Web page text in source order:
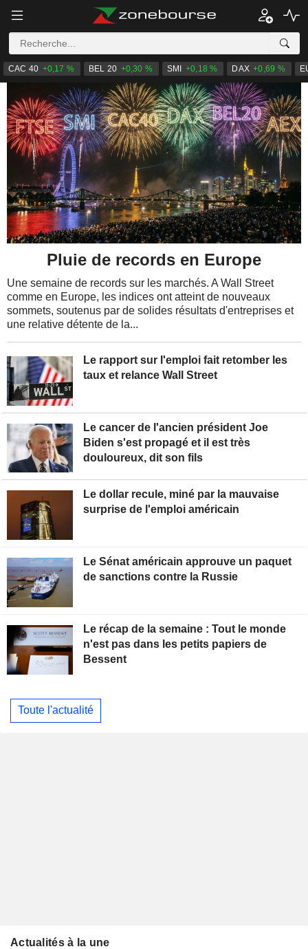
CAC 40 +0,17 % BEL 20 +0,30 % SMI +0,18 % DAX +0,69 %
Le rapport sur l'emploi fait retomber les
taux et relance Wall Street
Le cancer de l'ancien président Joe
Biden s'est propagé et il est très
douloureux, dit son fils
Pluie de records en Europe
Une semaine de records sur les marchés. A Wall Street
comme en Europe, les indices ont atteint de nouveaux
sommets, soutenus par de solides résultats d'entreprises et
une relative détente de la...
Le dollar recule, miné par la mauvaise
surprise de l'emploi américain
Le Sénat américain approuve un paquet
de sanctions contre la Russie
Le récap de la semaine : Tout le monde
n'est pas dans les petits papiers de
Bessent
Toute l'actualité
Actualités à la une